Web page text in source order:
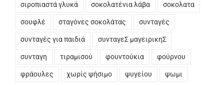
σιροπιαστά γλυκά σοκολατένια λάβα σοκολατα
σουφλέ σταγόνες σοκολάτας συνταγές
συνταγές για παιδιά συνταγεΣ μαγειρικηΣ
συνταγη τιραμισού φουντούκια φούρνου
φράουλες χωρίς ψήσιμο ψυγείου ψωμι